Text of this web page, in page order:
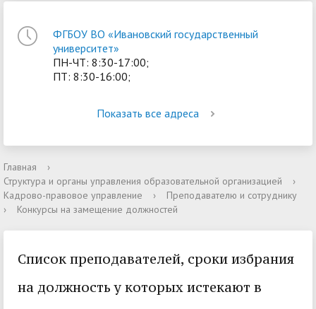
ФГБОУ ВО «Ивановский государственный
университет»
ПН-ЧТ: 8:30-17:00;
ПТ: 8:30-16:00;
Показать все адреса
Главная
›
Структура и органы управления образовательной организацией
›
Кадрово-правовое управление
›
Преподавателю и сотруднику
›
Конкурсы на замещение должностей
Список преподавателей, сроки избрания
на должность у которых истекают в